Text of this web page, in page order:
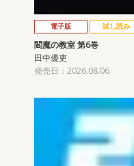
電子版 試し読み
閻魔の教室 第6巻
田中優吏
発売日：2026.08.06